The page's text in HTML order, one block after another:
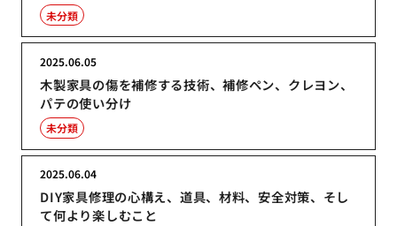
未分類
木製家具の傷を補修する技術、補修ペン、クレヨン、
パテの使い分け
2025.06.05
未分類
DIY家具修理の心構え、道具、材料、安全対策、そし
て何より楽しむこと
2025.06.04